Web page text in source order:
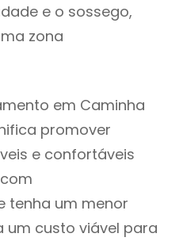
e o sossego,
zona
em Caminha
promover
e confortáveis
tenha um menor
um custo viável para